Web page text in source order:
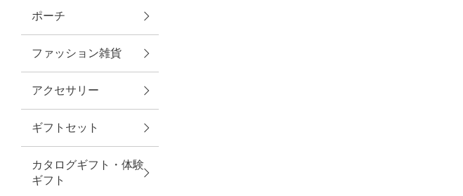
バス＆ビューティー
バス＆ビューティー
タオル
ウエア＆バッグ
ウエア
ポーチ
ファッション雑貨
アクセサリー
ギフトセット
カタログギフト・体験
ギフト